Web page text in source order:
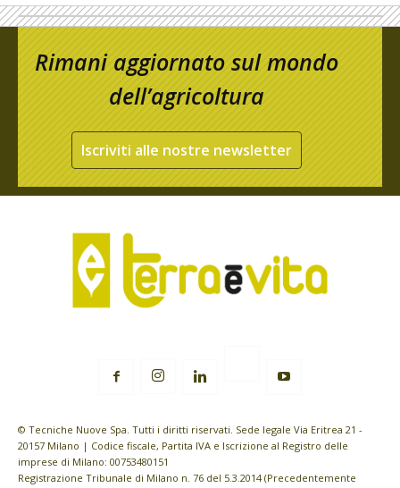
Rimani aggiornato sul mondo
dell’agricoltura
Iscriviti alle nostre newsletter
© Tecniche Nuove Spa. Tutti i diritti riservati. Sede legale Via Eritrea 21 -
20157 Milano | Codice fiscale, Partita IVA e Iscrizione al Registro delle
imprese di Milano: 00753480151
Registrazione Tribunale di Milano n. 76 del 5.3.2014 (Precedentemente